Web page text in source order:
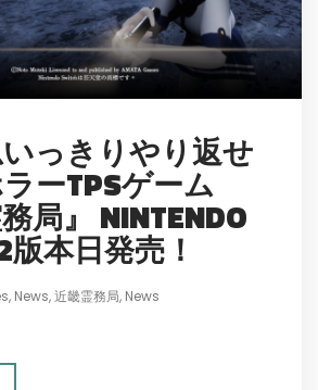
っきりやり返せ
ーTPSゲーム
局』 NINTENDO
版本日発売！
, News,近畿霊務局, News